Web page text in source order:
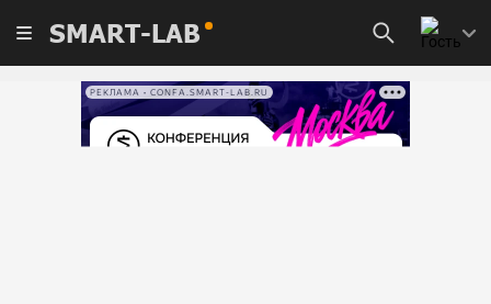
SMART-LAB
РЕКЛАМА • CONFA.SMART-LAB.RU